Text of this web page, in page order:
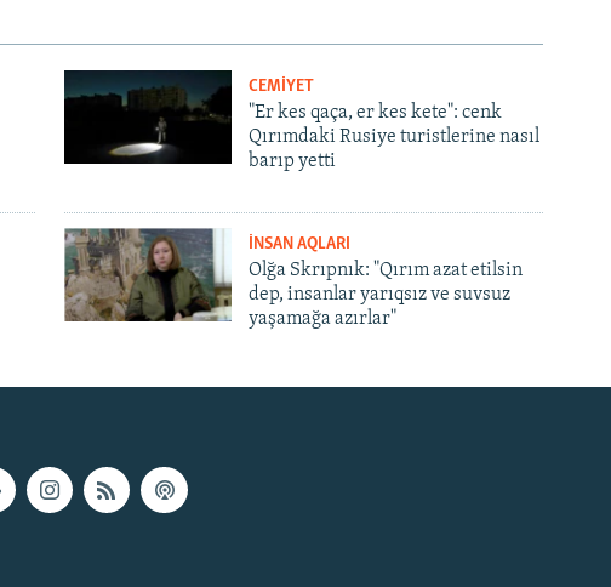
CEMİYET
"Er kes qaça, er kes kete": cenk
Qırımdaki Rusiye turistlerine nasıl
barıp yetti
İNSAN AQLARI
Olğa Skrıpnık: "Qırım azat etilsin
dep, insanlar yarıqsız ve suvsuz
yaşamağa azırlar"